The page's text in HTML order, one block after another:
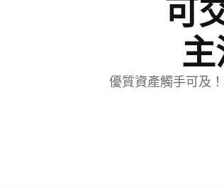
可
優質資產觸手可及